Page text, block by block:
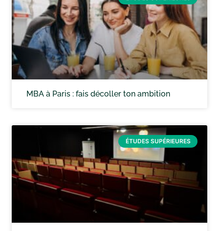
MBA à Paris : fais décoller ton ambition
ÉTUDES SUPÉRIEURES